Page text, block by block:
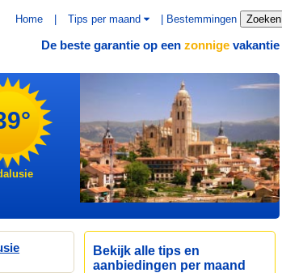
Home Tips per maand Bestemmingen Zoeken
De beste garantie op een zonnige vakantie
Bekijk alle tips en
aanbiedingen per maand